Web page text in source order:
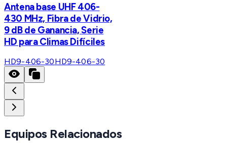
Antena base UHF 406-
430 MHz, Fibra de Vidrio,
9 dB de Ganancia, Serie
HD para Climas Difíciles
HD9-406-30HD9-406-30
Equipos Relacionados